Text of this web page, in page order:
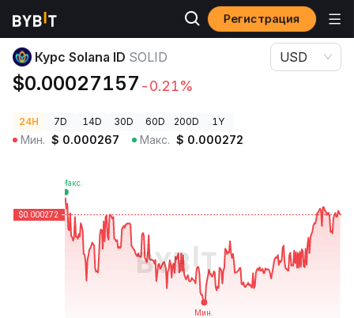
Регистрация
Цены криптовалют Курс Solana ID SOLID
Курс Solana ID SOLID
$0.00027157 -0.21%
USD
24H 7D 14D 30D 60D 200D 1Y
Мин. $ 0.000267 Макс. $ 0.000272